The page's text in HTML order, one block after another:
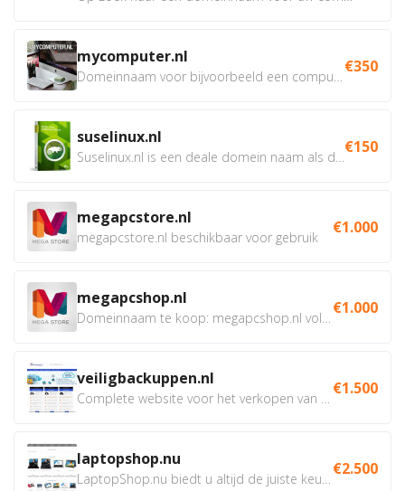
mycomputer.nl €350
suselinux.nl €150
megapcstore.nl
megapcstore.nl beschikbaar voor gebruik
€1.000
megapcshop.nl €1.000
veiligbackuppen.nl €1.500
laptopshop.nu €2.500